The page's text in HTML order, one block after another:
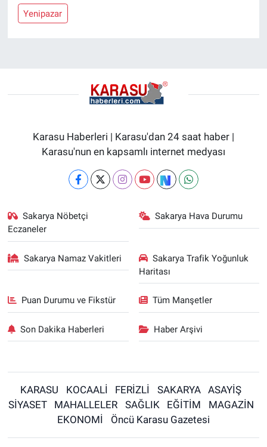
Yenipazar
Karasu Haberleri | Karasu'dan 24 saat haber |
Karasu'nun en kapsamlı internet medyası
Sakarya Nöbetçi
Eczaneler
Sakarya Hava Durumu
Sakarya Namaz Vakitleri
Sakarya Trafik Yoğunluk
Haritası
Puan Durumu ve Fikstür Tüm Manşetler
Son Dakika Haberleri Haber Arşivi
KARASU KOCAALİ FERİZLİ SAKARYA
ASAYİŞ
SİYASET
MAHALLELER SAĞLIK EĞİTİM
MAGAZİN
EKONOMİ
Öncü Karasu Gazetesi